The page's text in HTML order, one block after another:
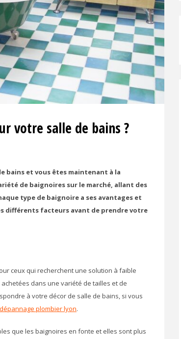
votre salle de bains ?
bains et vous êtes maintenant à la
de baignoires sur le marché, allant des
type de baignoire a ses avantages et
différents facteurs avant de prendre votre
ceux qui recherchent une solution à faible
dans une variété de tailles et de
à votre décor de salle de bains, si vous
dépannage plombier lyon.
que les baignoires en fonte et elles sont plus